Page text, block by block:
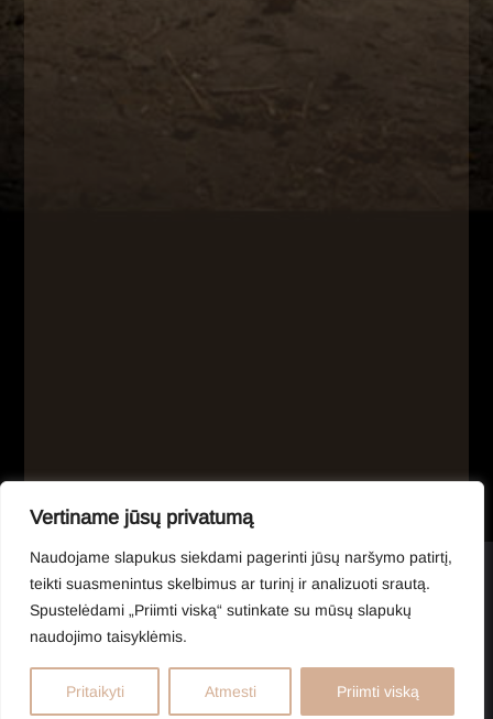
Vertiname jūsų privatumą
Naudojame slapukus siekdami pagerinti jūsų naršymo patirtį,
teikti suasmenintus skelbimus ar turinį ir analizuoti srautą.
Spustelėdami „Priimti viską“ sutinkate su mūsų slapukų
naudojimo taisyklėmis.
Pritaikyti Atmesti Priimti viską
©2025 G&G SINDIKATAS.